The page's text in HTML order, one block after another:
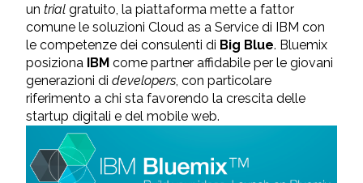
untrial gratuito, la piattaforma mette a fattor
comune le soluzioni Cloud as a Service di IBM con
le competenze dei consulenti di Big Blue. Bluemix
posiziona IBM come partner affidabile per le giovani
generazioni didevelopers, con particolare
riferimento a chi sta favorendo la crescita delle
startup digitali e del mobile web.